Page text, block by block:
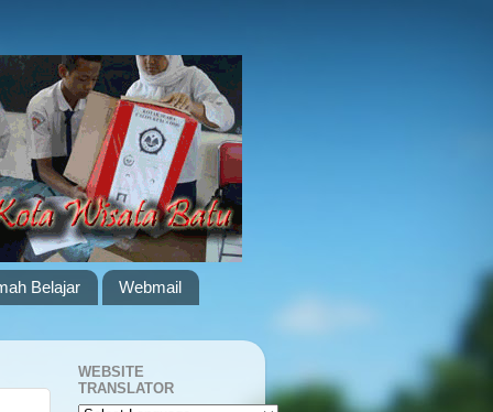
Belajar Webmail
WEBSITE
TRANSLATOR